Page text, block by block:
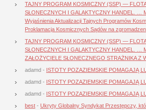
TAJNY PROGRAM KOSMICZNY (SSP) —
SŁONECZNYCH I GALAKTYCZNY HANDEL. …
Wyjaśnienia Aktualizacji Tajnych Programów
Proklamacja Kosmicznych Sądów na
TAJNY PROGRAM KOSMICZNY (SSP) —
SŁONECZNYCH I GALAKTYCZNY HANDEL. …
ZAŁOŻYCIELE SŁONECZNEGO STRAŻNIKA Z
adamd - ISTOTY POZAZIEMSKIE POMAGAJĄ
adamd - ISTOTY POZAZIEMSKIE POMAGAJĄ
adamd - ISTOTY POZAZIEMSKIE POMAGAJĄ
best - Ukryty Globalny Syndykat Przestępczy,